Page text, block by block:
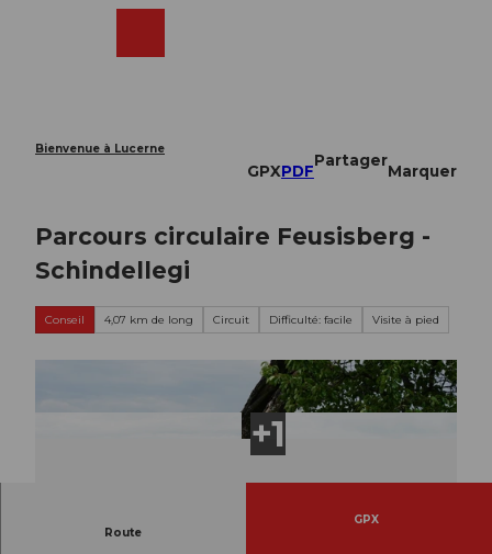
Bienvenue à Lucerne
GPXPDF
Partager
Marquer
Parcours circulaire Feusisberg -
Schindellegi
Conseil 4,07 km de long Circuit Difficulté: facile Visite à pied
Route
GPX